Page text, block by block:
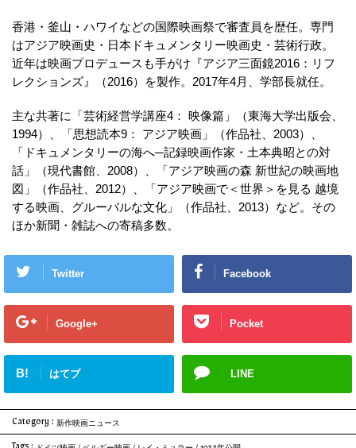
香港・釜山・ハワイなどの国際映画祭で審査員を歴任。専門
はアジア映画史・日本ドキュメンタリー映画史・芸術行政。
近年は映画プロデュースも手がけ『アジア三面鏡2016：リフ
レクションズ』（2016）を製作。2017年4月、学部長就任。
主な共著に「芸術経営学講座4： 映像篇」（東海大学出版会、
1994）、「思想読本9： アジア映画」（作品社、2003）、
「ドキュメンタリーの海へ─記録映画作家・土本典昭との対
話」（現代書館、2008）、「アジア映画の森 新世紀の映画地
図」（作品社、2012）、「アジア映画で＜世界＞を見る 越境
する映画、グルーバルな文化」（作品社、2013）など。その
ほか新聞・雑誌への寄稿多数。
Twitter Facebook
Google+ Pocket
B! はてブ LINE
Category : 新作映画ニュース